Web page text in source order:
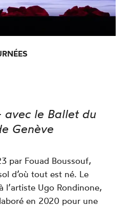
le Ballet du
Genève
par Fouad Boussouf,
d’où tout est né. Le
l’artiste Ugo Rondinone,
en 2020 pour une